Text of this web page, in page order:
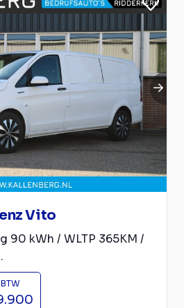
Vito
90 kWh / WLTP 365KM /